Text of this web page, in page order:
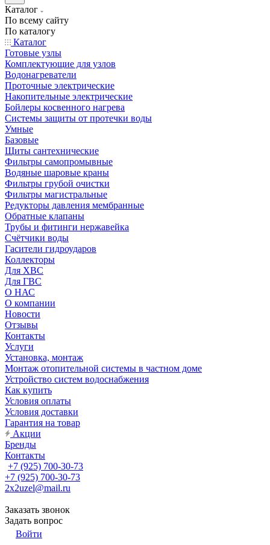
Каталог
По всему сайту
По каталогу
Каталог
Готовые узлы
Комплектующие для узлов
Водонагреватели
Проточные электрические
Накопительные электрические
Бойлеры косвенного нагрева
Системы защиты от протечки воды
Умные
Базовые
Щиты сантехнические
Фильтры самопромывные
Водяные шаровые краны
Фильтры грубой очистки
Фильтры магистральные
Редукторы давления мембранные
Обратные клапаны
Трубы и фитинги нержавейка
Счётчики воды
Гасители гидроударов
Коллекторы
Для ХВС
Для ГВС
О НАС
О компании
Новости
Отзывы
Контакты
Услуги
Установка, монтаж
Монтаж отопительной системы в частном доме
Устройство систем водоснабжения
Как купить
Условия оплаты
Условия доставки
Гарантия на товар
Акции
Бренды
Контакты
+7 (925) 700-30-73
+7 (925) 700-30-73
2x2uzel@mail.ru
Заказать звонок
Задать вопрос
Войти